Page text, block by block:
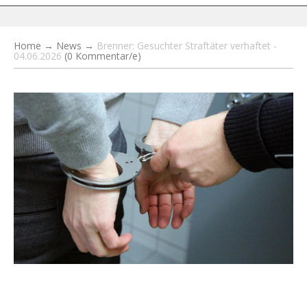
Home → News → Brenner: Gesuchter Straftäter verhaftet -
04.06.2026 (0 Kommentar/e)